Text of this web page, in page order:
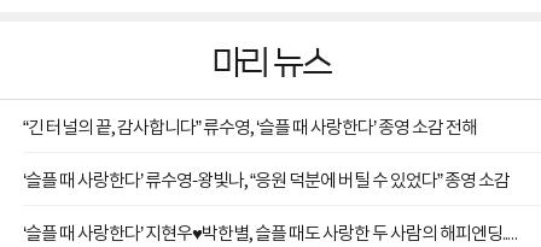
마리 뉴스
“긴 터널의 끝, 감사합니다” 류수영, ‘슬플 때 사랑한다’ 종영 소감 전해
‘슬플 때 사랑한다’ 류수영-왕빛나, “응원 덕분에 버틸 수 있었다” 종영 소감
‘슬플 때 사랑한다’ 지현우♥박한별, 슬플 때도 사랑한 두 사람의 해피엔딩... 류수영 자살